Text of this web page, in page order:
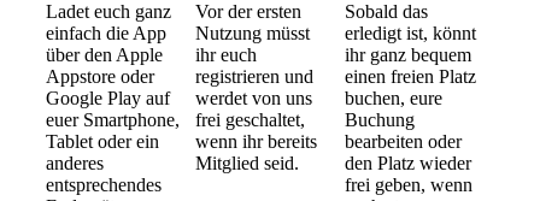
Ladet euch ganz
einfach die App
über den Apple
Appstore oder
Google Play auf
euer Smartphone,
Tablet oder ein
anderes
entsprechendes
Vor der ersten
Nutzung müsst
ihr euch
registrieren und
werdet von uns
frei geschaltet,
wenn ihr bereits
Mitglied seid.
Sobald das
erledigt ist, könnt
ihr ganz bequem
einen freien Platz
buchen, eure
Buchung
bearbeiten oder
den Platz wieder
frei geben, wenn